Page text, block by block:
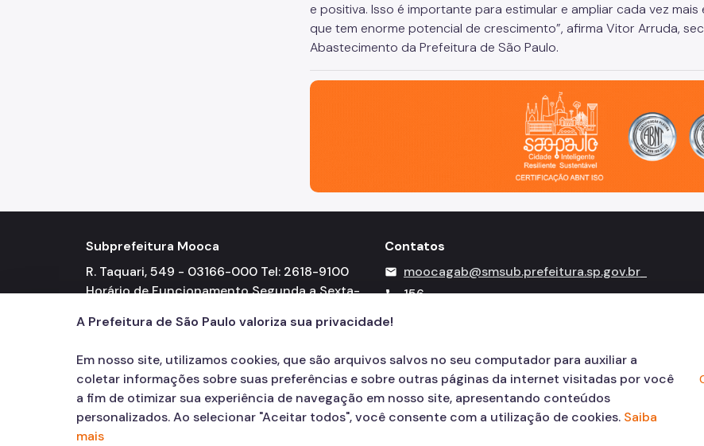
e positiva. Isso é importante para estimular e ampliar cada vez
que tem enorme potencial de crescimento”, afirma Vitor Arruda,
Abastecimento da Prefeitura de São Paulo.
São Paulo, cidade inteligente, resiliente e sustentável
Subprefeitura Mooca
R. Taquari, 549 - 03166-000 Tel: 2618-9100
Horário de Funcionamento Segunda a Sexta-
Contatos
mail moocagab@smsub.prefeitura.sp.gov.br
call 156
A Prefeitura de São Paulo valoriza sua privacidade!
Em nosso site, utilizamos cookies, que são arquivos salvos no seu computador para auxiliar a
coletar informações sobre suas preferências e sobre outras páginas da internet visitadas por você
a fim de otimizar sua experiência de navegação em nosso site, apresentando conteúdos
personalizados. Ao selecionar "Aceitar todos", você consente com a utilização de cookies. Saiba
mais